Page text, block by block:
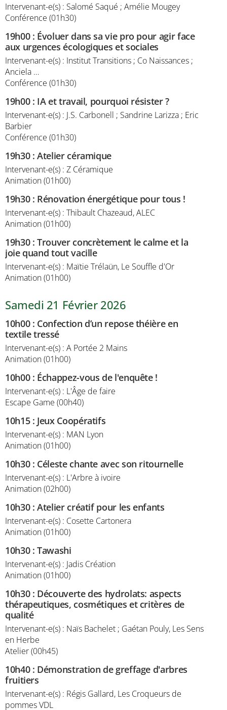
Intervenant-e(s) : Salomé Saqué ; Amélie Mougey
Conférence (01h30)
19h00: Évoluer dans sa vie pro pour agir face
aux urgences écologiques et sociales
Intervenant-e(s) : Institut Transitions ; Co Naissances ;
Anciela …
Conférence (01h30)
19h00: IA et travail, pourquoi résister ?
Intervenant-e(s) : J.S. Carbonell ; Sandrine Larizza ; Eric
Barbier
Conférence (01h30)
19h30:Atelier céramique
Intervenant-e(s) : Z Céramique
Animation (01h00)
19h30: Rénovation énergétique pour tous !
Intervenant-e(s) : Thibault Chazeaud, ALEC
Animation (01h00)
19h30:Trouver concrètement le calme et la
joie quand tout vacille
Intervenant-e(s) : Maïtie Trélaün, Le Souffle d'Or
Animation (01h00)
Samedi 21 Février 2026
10h00: Confection d’un repose théière en
textile tressé
Intervenant-e(s) : A Portée 2 Mains
Animation (01h00)
10h00: Échappez-vous de l'enquête !
Intervenant-e(s) : L'Âge de faire
Escape Game (00h40)
10h15: Jeux Coopératifs
Intervenant-e(s) : MAN Lyon
Animation (01h00)
10h30: Céleste chante avec son ritournelle
Intervenant-e(s) : L'Arbre à ivoire
Animation (02h00)
10h30:Atelier créatif pour les enfants
Intervenant-e(s) : Cosette Cartonera
Animation (01h00)
10h30:Tawashi
Intervenant-e(s) : Jadis Création
Animation (01h00)
10h30: Découverte des hydrolats: aspects
thérapeutiques, cosmétiques et critères de
qualité
Intervenant-e(s) : Naïs Bachelet ; Gaétan Pouly, Les Sens
en Herbe
Atelier (00h45)
10h40: Démonstration de greffage d'arbres
fruitiers
Intervenant-e(s) : Régis Gallard, Les Croqueurs de
pommes VDL